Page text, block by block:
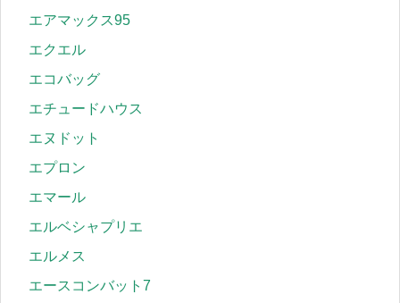
エアマックス95
エクエル
エコバッグ
エチュードハウス
エヌドット
エプロン
エマール
エルベシャプリエ
エルメス
エースコンバット7